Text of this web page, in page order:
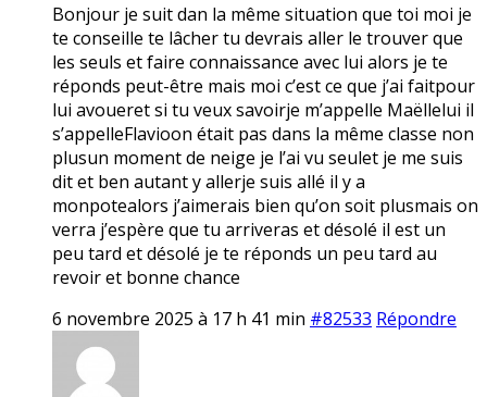
Bonjour je suit dan la même situation que toi moi je
te conseille te lâcher tu devrais aller le trouver que
les seuls et faire connaissance avec lui alors je te
réponds peut-être mais moi c’est ce que j’ai faitpour
lui avoueret si tu veux savoirje m’appelle Maëllelui il
s’appelleFlavioon était pas dans la même classe non
plusun moment de neige je l’ai vu seulet je me suis
dit et ben autant y allerje suis allé il y a
monpotealors j’aimerais bien qu’on soit plusmais on
verra j’espère que tu arriveras et désolé il est un
peu tard et désolé je te réponds un peu tard au
revoir et bonne chance
6 novembre 2025 à 17 h 41 min #82533 Répondre